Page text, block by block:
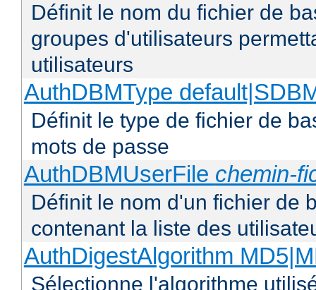
Définit le nom du fichier de
groupes d'utilisateurs
utilisateurs
AuthDBMType
Définit le type de fichier de
mots de passe
AuthDBMUserFile chemin-
Définit le nom d'un fichier de
contenant la liste des
AuthDigestAlgorithm
Sélectionne l'algorithme